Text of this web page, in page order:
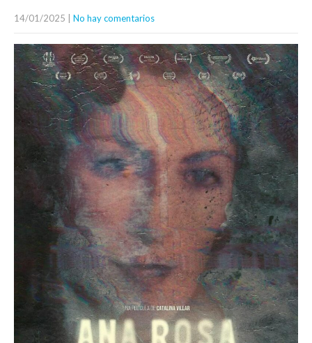
14/01/2025 | No hay comentarios